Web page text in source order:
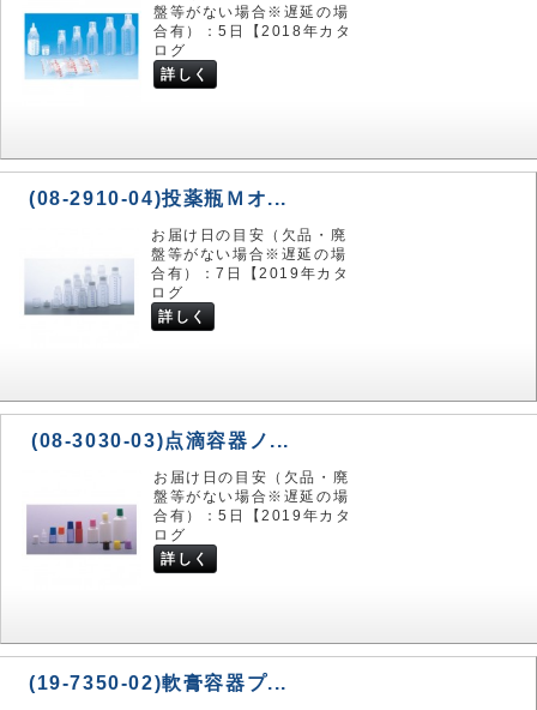
盤等がない場合※遅延の場
合有）：5日【2018年カタ
ログ
詳しく
(08-2910-04)投薬瓶Ｍオ...
お届け日の目安（欠品・廃
盤等がない場合※遅延の場
合有）：7日【2019年カタ
ログ
詳しく
(08-3030-03)点滴容器ノ...
お届け日の目安（欠品・廃
盤等がない場合※遅延の場
合有）：5日【2019年カタ
ログ
詳しく
(19-7350-02)軟膏容器プ...